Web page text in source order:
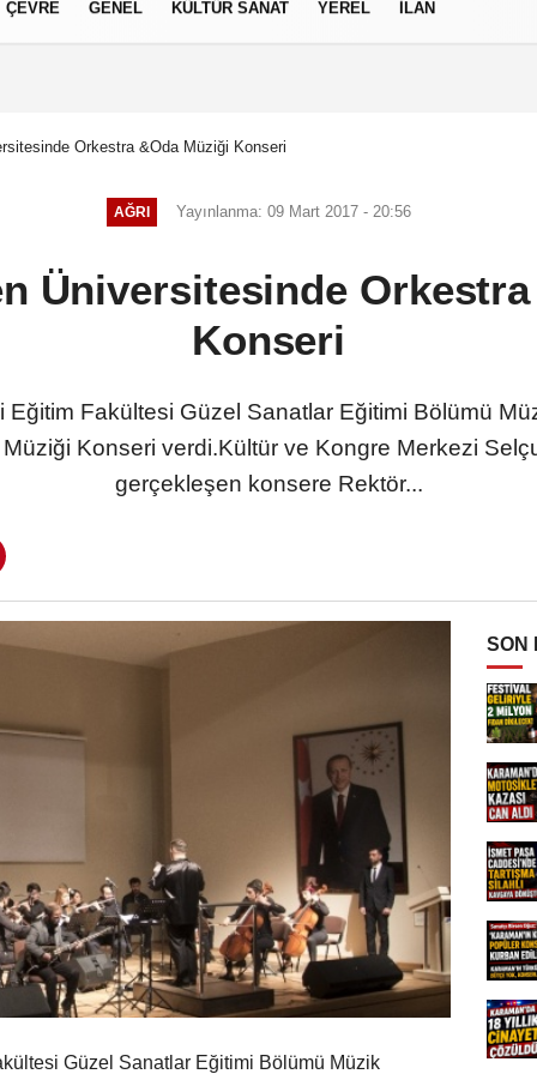
İlkeleri
ÇEVRE GENEL KÜLTÜR SANAT YEREL İLAN
Orkestra &Oda Müziği Konseri
AĞRI Yayınlanma: 09 Mart 2017 - 20:56
Üniversitesinde
Konseri
Fakültesi Güzel Sanatlar Eğitimi Bölümü
Konseri verdi.Kültür ve Kongre Merkezi
gerçekleşen konsere Rektör...
Güzel Sanatlar Eğitimi Bölümü Müzik
SON